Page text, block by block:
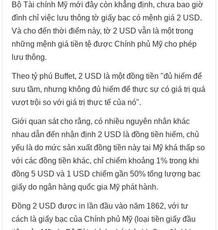
Bộ Tài chính Mỹ mới đây còn khẳng định, chưa bao giờ
đình chỉ việc lưu thông tờ giấy bạc có mệnh giá 2 USD.
Và cho đến thời điểm này, tờ 2 USD vẫn là một trong
những mệnh giá tiền tệ được Chính phủ Mỹ cho phép
lưu thông.
Theo tỷ phú Buffet, 2 USD là một đồng tiền "đủ hiếm để
sưu tầm, nhưng không đủ hiếm để thực sự có giá trị quá
vượt trội so với giá trị thực tế của nó".
Giới quan sát cho rằng, có nhiều nguyên nhân khác
nhau dẫn đến nhận định 2 USD là đồng tiền hiếm, chủ
yếu là do mức sản xuất đồng tiền này tại Mỹ khá thấp so
với các đồng tiền khác, chỉ chiếm khoảng 1% trong khi
đồng 5 USD và 1 USD chiếm gần 50% tổng lượng bạc
giấy do ngân hàng quốc gia Mỹ phát hành.
Đồng 2 USD được in lần đầu vào năm 1862, với tư
cách là giấy bạc của Chính phủ Mỹ (loại tiền giấy đầu